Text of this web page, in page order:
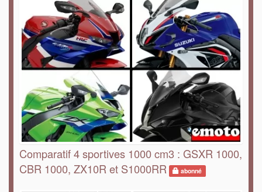
Comparatif 4 sportives 1000 cm3 : GSXR 1000,
CBR 1000, ZX10R et S1000RR
abonné